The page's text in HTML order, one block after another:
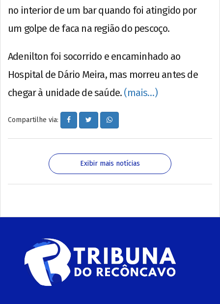
no interior de um bar quando foi atingido por
um golpe de faca na região do pescoço.
Adenilton foi socorrido e encaminhado ao
Hospital de Dário Meira, mas morreu antes de
chegar à unidade de saúde. (mais…)
Compartilhe via:
Exibir mais notícias